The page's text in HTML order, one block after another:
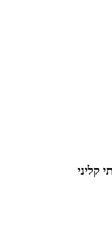
קליני